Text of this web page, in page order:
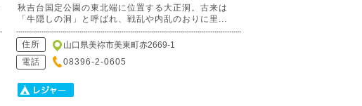
秋吉台国定公園の東北端に位置する大正洞。古来は
「牛隠しの洞」と呼ばれ、戦乱や内乱のおりに里...
住所
山口県美祢市美東町赤2669-1
電話
08396-2-0605